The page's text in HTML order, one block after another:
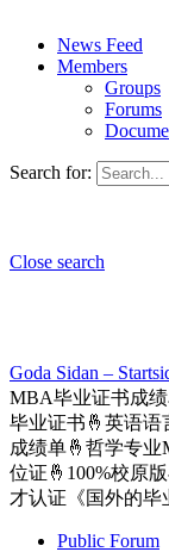
News Feed
Members
Groups
Forums
Search for:
Close search
Goda Sidan –
MBA毕业证书成
毕业证书🤞英语语
成绩单🤞哲学专
位证🤞100%校原
才认证《国外的毕
Public Forum